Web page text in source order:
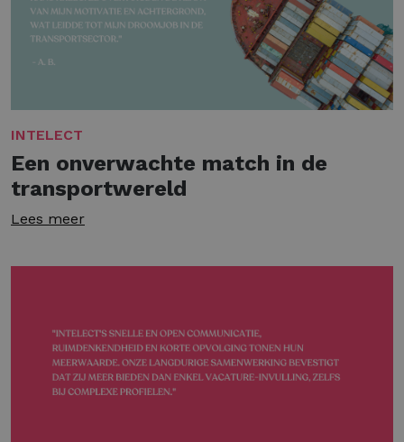
INTELECT
Een onverwachte match in de
transportwereld
Lees meer